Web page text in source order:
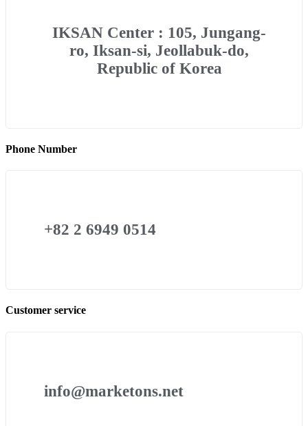
IKSAN Center : 105, Jungang-
ro, Iksan-si, Jeollabuk-do,
Republic of Korea
Phone Number
+82 2 6949 0514
Customer service
info@marketons.net